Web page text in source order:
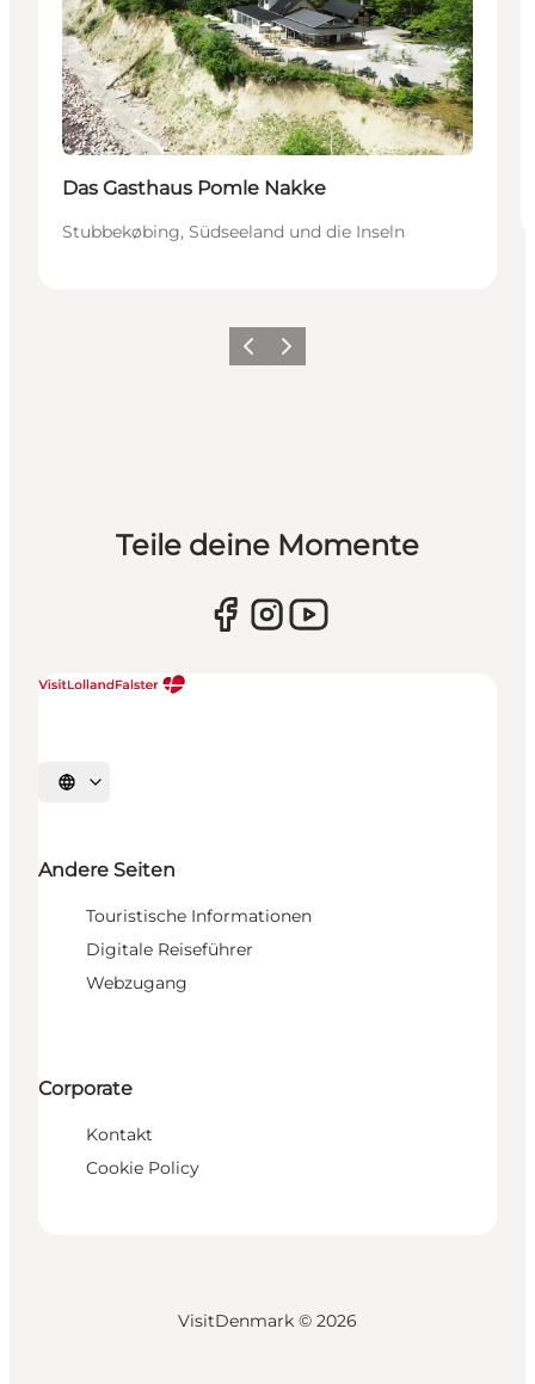
Das Gasthaus Pomle Nakke
Stubbekøbing, Südseeland und die Inseln
ZurückWeiter
Teile deine Momente
Sprache auswählen
Andere Seiten
Touristische Informationen
Digitale Reiseführer
Webzugang
Corporate
Kontakt
Cookie Policy
VisitDenmark © 2026